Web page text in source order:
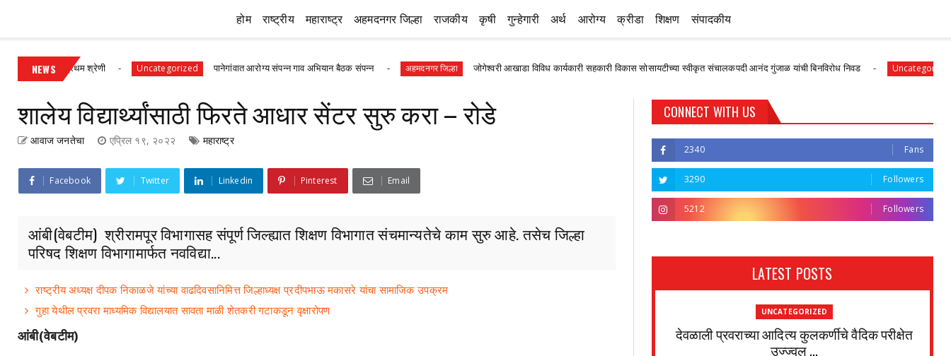
होम राष्ट्रीय महाराष्ट्र अहमदनगर जिल्हा राजकीय कृषी गुन्हेगारी अर्थ आरोग्य क्रीडा शिक्षण संपादकीय
NEWS
प्रथम श्रेणी Uncategorized पानेगांवात आरोग्य संपन्न गाव अभियान बैठक संपन्न अहमदनगर जिल्हा जोगेश्वरी आखाडा विविध कार्यकारी सहकारी विकास सोसायटीच्या स्वीकृत संचालकपदी आनंद गुंजाळ यांची बिनविरोध निवड Uncategorized
शालेय विद्यार्थ्यांसाठी फिरते आधार सेंटर सुरु करा – रोडे
आवाज जनतेचा एप्रिल १९, २०२२ महाराष्ट्र
Facebook Twitter Linkedin Pinterest Email
आंबी(वेबटीम) श्रीरामपूर विभागासह संपूर्ण जिल्ह्यात शिक्षण विभागात संचमान्यतेचे काम सुरु आहे. तसेच जिल्हा
परिषद शिक्षण विभागामार्फत नवविद्या...
राष्ट्रीय अध्यक्ष दीपक निकाळजे यांच्या वाढदिवसानिमित्त जिल्हाध्यक्ष प्रदीपभाऊ मकासरे यांचा सामाजिक उपक्रम
गुहा येथील प्रवरा माध्यमिक विद्यालयात सावता माळी शेतकरी गटाकडून वृक्षारोपण
आंबी(वेबटीम)
CONNECT WITH US
2340 Fans
3290 Followers
5212 Followers
LATEST POSTS
UNCATEGORIZED
देवळाली प्रवराच्या आदित्य कुलकर्णीचे वैदिक परीक्षेत
उज्ज्वल ...